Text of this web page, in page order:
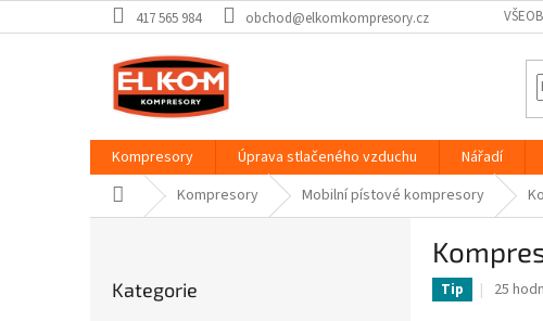
na
417 565 984 obchod@elkomkompresory.cz
Kompresory Úprava stlačeného vzduchu Nářadí
Domů Kompresory Mobilní pístové kompresory
kategorie
Kategorie Tip 25